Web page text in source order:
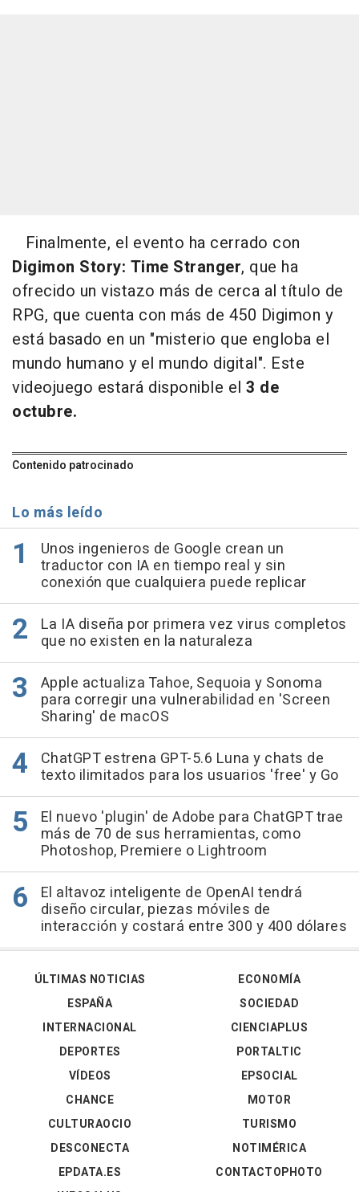
Finalmente, el evento ha cerrado con
Digimon Story: Time Stranger, que ha
ofrecido un vistazo más de cerca al título de
RPG, que cuenta con más de 450 Digimon y
está basado en un "misterio que engloba el
mundo humano y el mundo digital". Este
videojuego estará disponible el 3 de
octubre.
Contenido patrocinado
Lo más leído
Unos ingenieros de Google crean un
traductor con IA en tiempo real y sin
conexión que cualquiera puede replicar
La IA diseña por primera vez virus completos
que no existen en la naturaleza
Apple actualiza Tahoe, Sequoia y Sonoma
para corregir una vulnerabilidad en 'Screen
Sharing' de macOS
ChatGPT estrena GPT-5.6 Luna y chats de
texto ilimitados para los usuarios 'free' y Go
El nuevo 'plugin' de Adobe para ChatGPT trae
más de 70 de sus herramientas, como
Photoshop, Premiere o Lightroom
El altavoz inteligente de OpenAI tendrá
diseño circular, piezas móviles de
interacción y costará entre 300 y 400 dólares
ÚLTIMAS NOTICIAS
ESPAÑA
INTERNACIONAL
DEPORTES
VÍDEOS
ECONOMÍA
SOCIEDAD
CIENCIAPLUS
PORTALTIC
EPSOCIAL
CHANCE
CULTURAOCIO
DESCONECTA
EPDATA.ES
MOTOR
TURISMO
NOTIMÉRICA
CONTACTOPHOTO